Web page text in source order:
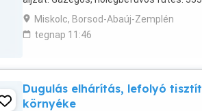
4. hrsz.: 30773/5/C
Miskolc, Borsod-Abaúj-Zemplén
tegnap 11:46
Dugulás elhárítás, lefolyó
környéke